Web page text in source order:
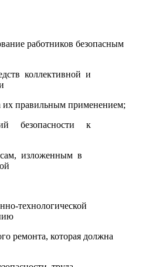
работников безопасным
коллективной и
их правильным применением;
безопасности к
изложенным в
технологической
ремонта, которая должна